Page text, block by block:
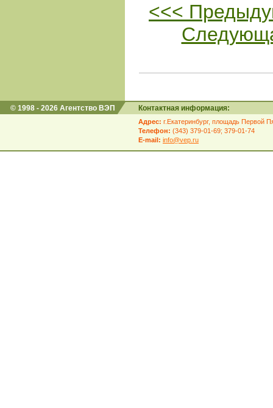
<<<
© 1998 - 2026 Агентство ВЭП Контактная информация:
Адрес: г.Екатеринбург, площадь Первой
Телефон: (343) 379-01-69; 379-01-74
E-mail: info@vep.ru